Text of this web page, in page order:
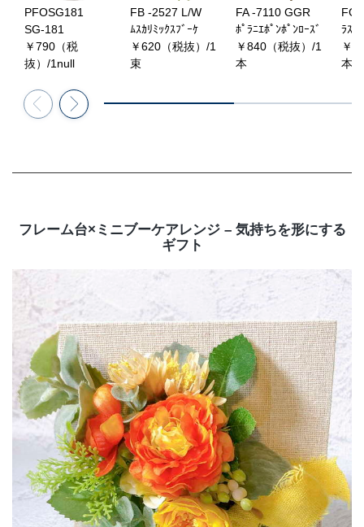
PFOSG181
SG-181
￥790（税
抜）/1null
FB -2527 L/W
ﾑｽｶﾘﾐｯｸｽﾌﾞｰｹ
￥620（税抜）/1
束
FA -7110 GGR
ﾎﾟﾗﾆｴﾎﾟﾝﾎﾟﾝﾛｰｽﾞ
￥840（税抜）/1
本
FG
ﾗｽﾞ
￥
本
フレーム台×ミニブーケアレンジ – 気持ちを形にする
ギフト